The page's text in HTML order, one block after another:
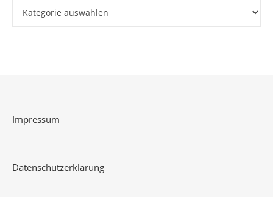
Impressum
Datenschutzerklärung